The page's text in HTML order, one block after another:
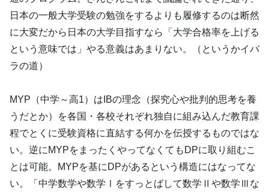
日本の一般大学受験の勉強をするよりも履修するのは断然
に大変だから日本の大学目指すなら「大学合格率を上げる
という意味では」やる意義はあまりない。（というかイバ
ラの道）
MYP（中学～高1）はIBの理念（探究心や批判的思考を養
うだとか）を各国・各校それぞれ独自に組み込んだ教育課
程でとくに受験資格に直結する何かを伝授するものではな
い。逆にMYPをまったくやってなくてもDPに取り組むこ
とは可能。MYPを基にDPがあるという構造にはなってな
い。「中学数学や数学Ⅰをすっとばして数学Ⅱや数学Ⅲな